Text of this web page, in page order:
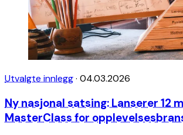
Utvalgte innlegg· 04.03.2026
Ny nasjonal satsing: Lanserer 12
MasterClass for